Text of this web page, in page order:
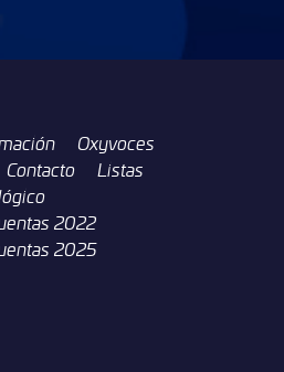
Oxyvoces
Contacto
Listas
2022
2025